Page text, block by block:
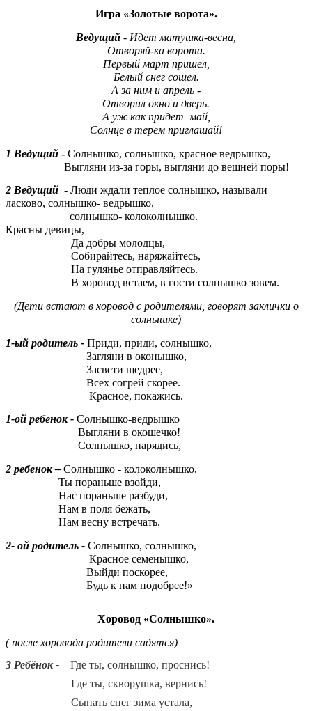
Игра «Золотые ворота».
Ведущий - Идет матушка-весна,
Отворяй-ка ворота.
Первый март пришел,
Белый снег сошел.
А за ним и апрель -
Отворил окно и дверь.
А уж как придет май,
Солнце в терем приглашай!
1 Ведущий - Солнышко, солнышко, красное ведрышко,
Выгляни из-за горы, выгляни до вешней поры!
2 Ведущий - Люди ждали теплое солнышко, называли
ласково, солнышко- ведрышко,
солнышко- колоколнышко.
Красны девицы,
Да добры молодцы,
Собирайтесь, наряжайтесь,
На гулянье отправляйтесь.
В хоровод встаем, в гости солнышко зовем.
(Дети встают в хоровод с родителями, говорят заклички о
солнышке)
1-ый родитель - Приди, приди, солнышко,
Загляни в оконышко,
Засвети щедрее,
Всех согрей скорее.
Красное, покажись.
1-ой ребенок - Солнышко-ведрышко
Выгляни в окошечко!
Солнышко, нарядись,
2 ребенок – Солнышко - колоколнышко,
Ты пораньше взойди,
Нас пораньше разбуди,
Нам в поля бежать,
Нам весну встречать.
2- ой родитель - Солнышко, солнышко,
Красное семенышко,
Выйди поскорее,
Будь к нам подобрее!»
Хоровод «Солнышко».
( после хоровода родители садятся)
3 Ребёнок - Где ты, солнышко, проснись!
Где ты, скворушка, вернись!
Сыпать снег зима устала,